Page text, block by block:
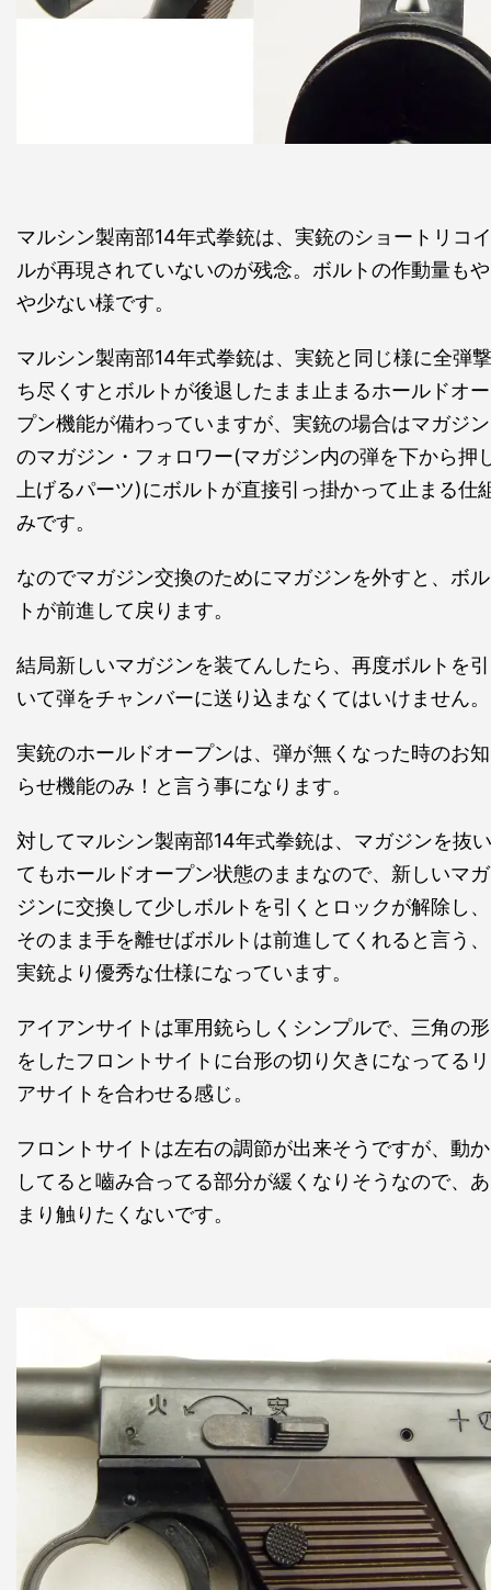
マルシン製南部14年式拳銃は、実銃のショートリコイ
ルが再現されていないのが残念。ボルトの作動量もや
や少ない様です。
マルシン製南部14年式拳銃は、実銃と同じ様に全弾撃
ち尽くすとボルトが後退したまま止まるホールドオー
プン機能が備わっていますが、実銃の場合はマガジン
のマガジン・フォロワー(マガジン内の弾を下から押
上げるパーツ)にボルトが直接引っ掛かって止まる仕
みです。
なのでマガジン交換のためにマガジンを外すと、ボル
トが前進して戻ります。
結局新しいマガジンを装てんしたら、再度ボルトを引
いて弾をチャンバーに送り込まなくてはいけません。
実銃のホールドオープンは、弾が無くなった時のお知
らせ機能のみ！と言う事になります。
対してマルシン製南部14年式拳銃は、マガジンを抜い
てもホールドオープン状態のままなので、新しいマガ
ジンに交換して少しボルトを引くとロックが解除し、
そのまま手を離せばボルトは前進してくれると言う、
実銃より優秀な仕様になっています。
アイアンサイトは軍用銃らしくシンプルで、三角の形
をしたフロントサイトに台形の切り欠きになってるリ
アサイトを合わせる感じ。
フロントサイトは左右の調節が出来そうですが、動か
してると嚙み合ってる部分が緩くなりそうなので、あ
まり触りたくないです。